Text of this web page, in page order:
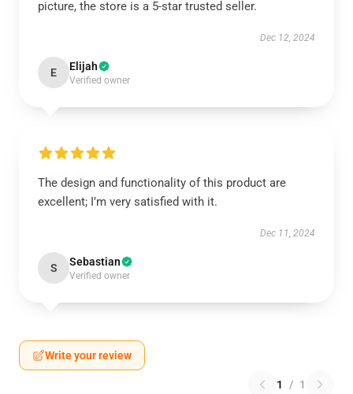
picture, the store is a 5-star trusted seller.
Dec 12, 2024
E Elijah
Verified owner
The design and functionality of this product are
excellent; I’m very satisfied with it.
Dec 11, 2024
S Sebastian
Verified owner
Write your review
1 / 1